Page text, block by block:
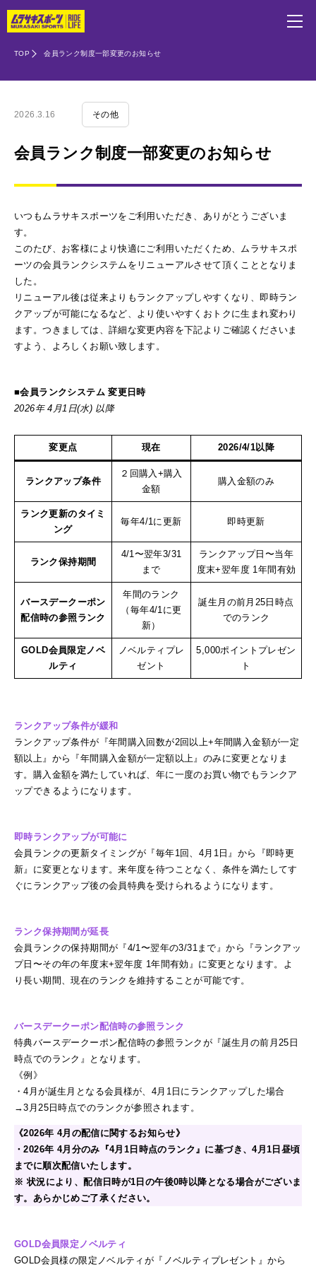
TOP 会員ランク制度一部変更のお知らせ
2026.3.16 その他
会員ランク制度一部変更のお知らせ
いつもムラサキスポーツをご利用いただき、ありがとうございま
す。
このたび、お客様により快適にご利用いただくため、ムラサキスポ
ーツの会員ランクシステムをリニューアルさせて頂くこととなりま
した。
リニューアル後は従来よりもランクアップしやすくなり、即時ラン
クアップが可能になるなど、より使いやすくおトクに生まれ変わり
ます。つきましては、詳細な変更内容を下記よりご確認くださいま
すよう、よろしくお願い致します。
■会員ランクシステム 変更日時
2026年 4月1日(水) 以降
変更点 現在 2026/4/1以降
ランクアップ条件
２回購入+購入
金額
購入金額のみ
ランク更新のタイミ
ング
毎年4/1に更新 即時更新
ランク保持期間
4/1〜翌年3/31
まで
ランクアップ日〜当年
度末+翌年度 1年間有効
バースデークーポン
配信時の参照ランク
年間のランク
（毎年4/1に更
新）
誕生月の前月25日時点
でのランク
GOLD会員限定ノベ
ルティ
ノベルティプレ
ゼント
5,000ポイントプレゼン
ト
ランクアップ条件が緩和
ランクアップ条件が『年間購入回数が2回以上+年間購入金額が一定
額以上』から『年間購入金額が一定額以上』のみに変更となりま
す。購入金額を満たしていれば、年に一度のお買い物でもランクア
ップできるようになります。
即時ランクアップが可能に
会員ランクの更新タイミングが『毎年1回、4月1日』から『即時更
新』に変更となります。来年度を待つことなく、条件を満たしてす
ぐにランクアップ後の会員特典を受けられるようになります。
ランク保持期間が延長
会員ランクの保持期間が『4/1〜翌年の3/31まで』から『ランクアッ
プ日〜その年の年度末+翌年度 1年間有効』に変更となります。よ
り長い期間、現在のランクを維持することが可能です。
バースデークーポン配信時の参照ランク
特典バースデークーポン配信時の参照ランクが『誕生月の前月25日
時点でのランク』となります。
《例》
・4月が誕生月となる会員様が、4月1日にランクアップした場合
→3月25日時点でのランクが参照されます。
《2026年 4月の配信に関するお知らせ》
・2026年 4月分のみ『4月1日時点のランク』に基づき、4月1日昼頃
までに順次配信いたします。
※ 状況により、配信日時が1日の午後0時以降となる場合がございま
す。あらかじめご了承ください。
GOLD会員限定ノベルティ
GOLD会員様の限定ノベルティが『ノベルティプレゼント』から